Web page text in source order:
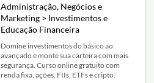
Administração, Negócios e
Marketing > Investimentos e
Educação Financeira
Domine investimentos do básico ao
avançado e monte sua carteira com mais
segurança. Curso online gratuito com
renda fixa, ações, FIIs, ETFs e cripto.